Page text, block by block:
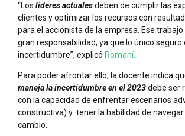
“Los líderes actualesdeben de cumplir las
clientes y optimizar los recursos con
para el accionista de la empresa. Ese
gran responsabilidad, ya que lo único seguro
incertidumbre”, explicó Romaní.
Para poder afrontar ello, la docente indica
maneja la incertidumbre en el 2023debe ser
con la capacidad de enfrentar escenarios
constructiva) y tener la habilidad de navegar
cambio.